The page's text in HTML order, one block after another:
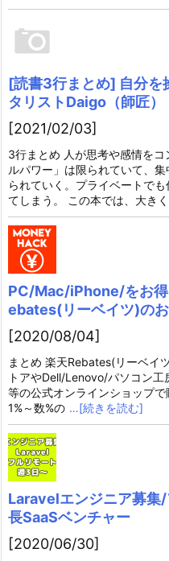
[読書3行まとめ] 自分を
タリストDaigo（師匠）
[2021/02/03]
3行まとめ 人が思考や感情をコ
ルパワー」は限られていて、
られていく。プライベートで
てしまう。 この本では、大き
PC/Mac/iPhone/をお得
ebates(リーベイツ)の
[2020/08/04]
まとめ 楽天Rebates(リーベイ
トアやDell/Lenovo/パソコン
等の公式オンラインショップ
1%～数%の …[続きを読む]
Laravelエンジニア募集
長SaaSベンチャー
[2020/06/30]